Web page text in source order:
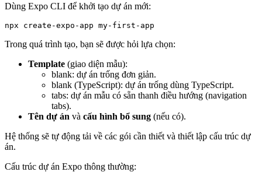
Dùng Expo CLI để khởi tạo dự án mới:
npx create-expo-app my-first-app
Trong quá trình tạo, bạn sẽ được hỏi lựa chọn:
Template (giao diện mẫu):
blank: dự án trống đơn giản.
blank (TypeScript): dự án trống dùng TypeScript.
tabs: dự án mẫu có sẵn thanh điều hướng (navigation
tabs).
Tên dự án và cấu hình bổ sung (nếu có).
Hệ thống sẽ tự động tải về các gói cần thiết và thiết lập cấu trúc dự
án.
Cấu trúc dự án Expo thông thường: